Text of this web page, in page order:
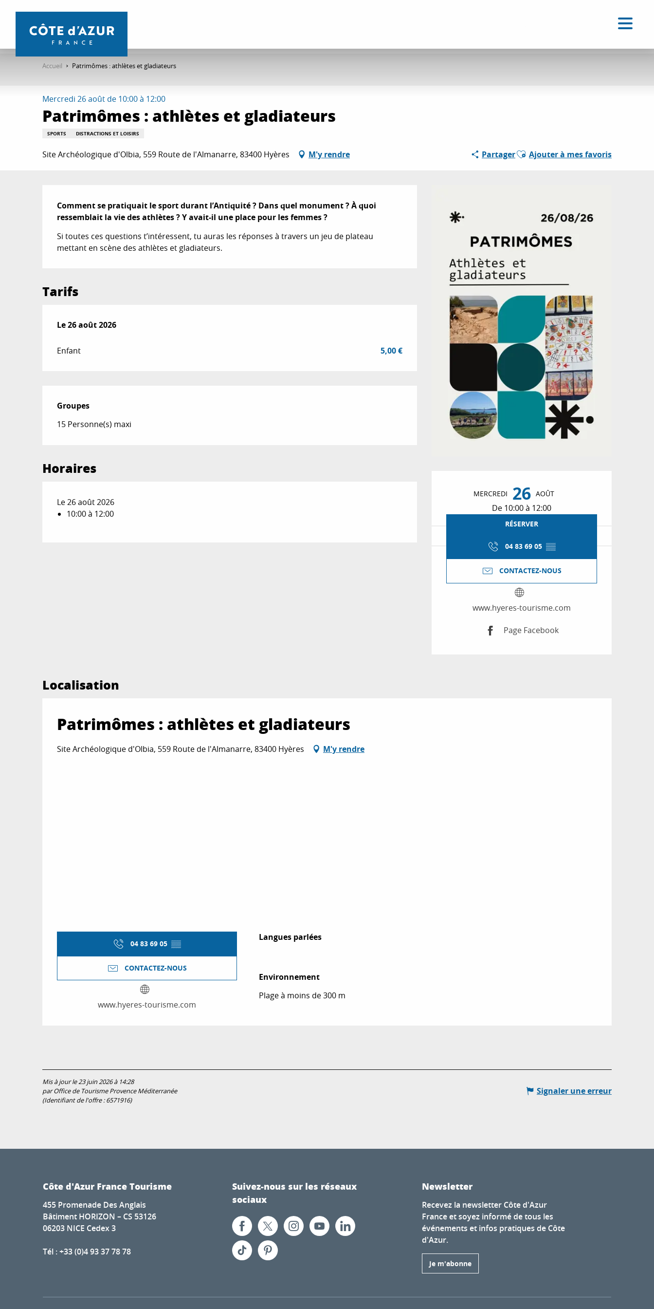
contenu
Accueil Patrimômes : athlètes et gladiateurs
Mercredi 26 août de 10:00 à 12:00
Patrimômes : athlètes et gladiateurs
SPORTS DISTRACTIONS ET LOISIRS
Site Archéologique d'Olbia, 559 Route de l'Almanarre, 83400 Hyères M'y rendre PartagerAjouter aux favoris
Ajouter à mes favoris
Ouverture et
MERCREDI 26 AOÛT
De 10:00 à 12:00
RÉSERVER
04 83 69 05 ▒▒
CONTACTEZ-NOUS
www.hyeres-tourisme.com
Page Facebook
Description
Comment se pratiquait le sport durant l’Antiquité ? Dans quel monument ? À quoi
ressemblait la vie des athlètes ? Y avait-il une place pour les femmes ?
Si toutes ces questions t’intéressent, tu auras les réponses à travers un jeu de plateau
mettant en scène des athlètes et gladiateurs.
Tarifs
Le26 août 2026
Le26 août 2026
Enfant 5,00 €
Groupes
Groupes
15 Personne(s) maxi
Horaires
Le 26 août 2026
10:00 à 12:00
Localisation
Patrimômes : athlètes et gladiateurs
Site Archéologique d'Olbia, 559 Route de l'Almanarre, 83400 Hyères M'y rendre
04 83 69 05 ▒▒
CONTACTEZ-NOUS
www.hyeres-tourisme.com
Langues parlées
Langues parlées
Environnement
Environnement
Plage à moins de 300 m
Mis à jour le 23 juin 2026 à 14:28
par Office de Tourisme Provence Méditerranée
(Identifiant de l'offre :6571916)
Signaler une erreur
Côte d'Azur France Tourisme
455 Promenade Des Anglais
Bâtiment HORIZON – CS 53126
06203 NICE Cedex 3
Tél : +33 (0)4 93 37 78 78
Suivez-nous sur les réseaux
sociaux
Newsletter
Recevez la newsletter Côte d'Azur
France et soyez informé de tous les
événements et infos pratiques de Côte
d'Azur.
Je m'abonne